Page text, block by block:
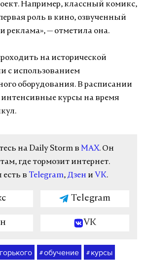
Например, классный комикс,
роль в кино, озвученный
реклама», — отметила она.
на исторической
с использованием
оборудования. В расписании
курсы на время
на Daily Storm в MAX. Он
где тормозит интернет.
в Telegram, Дзен и VK.
Telegram
VK
#обучение # курсы